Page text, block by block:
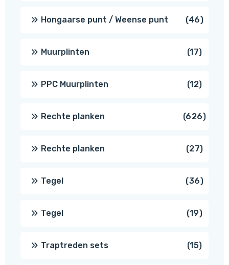
Hongaarse punt / Weense punt 4646
Muurplinten 1717
PPC Muurplinten 1212
Rechte planken 626626
Rechte planken 2727
Tegel 3636
Tegel 1919
Traptreden sets 1515